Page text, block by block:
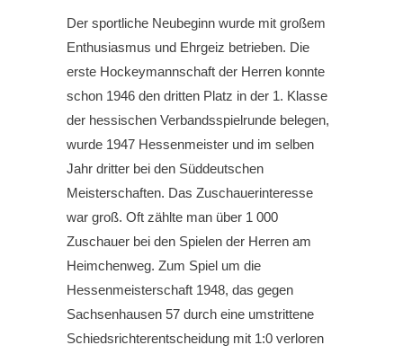
Der sportliche Neubeginn wurde mit großem
Enthusiasmus und Ehrgeiz betrieben. Die
erste Hockeymannschaft der Herren konnte
schon 1946 den dritten Platz in der 1. Klasse
der hessischen Verbandsspielrunde belegen,
wurde 1947 Hessenmeister und im selben
Jahr dritter bei den Süddeutschen
Meisterschaften. Das Zuschauerinteresse
war groß. Oft zählte man über 1 000
Zuschauer bei den Spielen der Herren am
Heimchenweg. Zum Spiel um die
Hessenmeisterschaft 1948, das gegen
Sachsenhausen 57 durch eine umstrittene
Schiedsrichterentscheidung mit 1:0 verloren